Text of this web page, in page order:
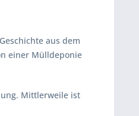
aus dem
einer Mülldeponie
Mittlerweile ist